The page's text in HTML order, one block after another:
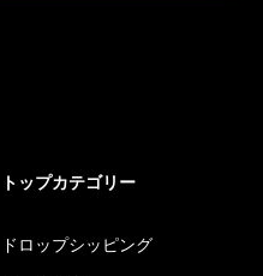
トップカテゴリー
ドロップシッピング